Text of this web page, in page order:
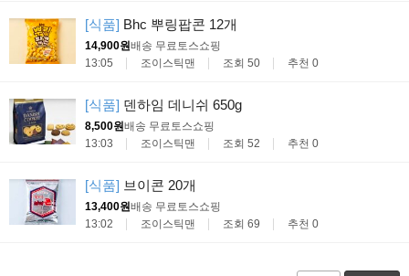
[식품] Bhc 뿌링팝콘 12개
14,900원배송 무료 토스쇼핑
13:05
조이스틱맨 조회 50 추천 0
[식품] 덴하임 데니쉬 650g
8,500원배송 무료 토스쇼핑
13:03
조이스틱맨 조회 52 추천 0
[식품] 브이콘 20개
13,400원배송 무료 토스쇼핑
13:02
조이스틱맨 조회 69 추천 0